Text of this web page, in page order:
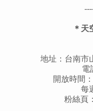
＊天
地址：台南市
電
開放時間
每
粉絲頁：